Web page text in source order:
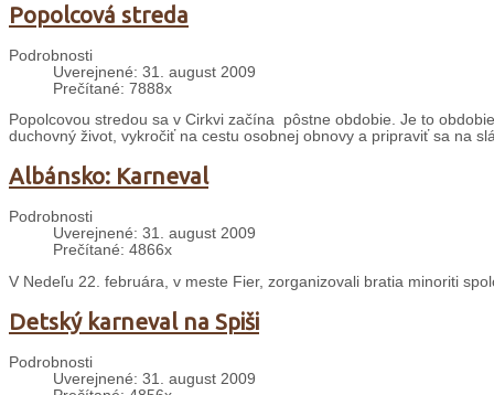
Popolcová streda
Podrobnosti
Uverejnené: 31. august 2009
Prečítané: 7888x
Popolcovou stredou sa v Cirkvi začína pôstne obdobie. Je to
duchovný život, vykročiť na cestu osobnej obnovy a pripraviť sa na
Albánsko: Karneval
Podrobnosti
Uverejnené: 31. august 2009
Prečítané: 4866x
V Nedeľu 22. februára, v meste Fier, zorganizovali bratia minoriti
Detský karneval na Spiši
Podrobnosti
Uverejnené: 31. august 2009